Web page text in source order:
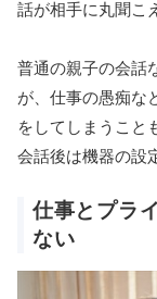
話が相手に丸聞こ
普通の親子の会話
が、仕事の愚痴な
をしてしまうこと
会話後は機器の設
仕事とプラ
ない